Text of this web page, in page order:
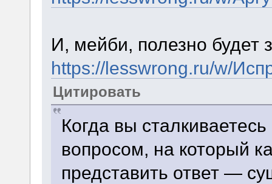
И, мейби, полезно будет
https://lesswrong.ru/w/
Цитировать
Когда вы
вопросом, на который
представить ответ —